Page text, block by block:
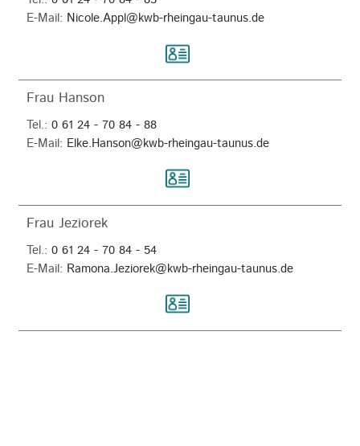
E-Mail: Nicole.Appl@kwb-rheingau-taunus.de
Frau Hanson
Tel.: 0 61 24 - 70 84 - 88
E-Mail: Elke.Hanson@kwb-rheingau-taunus.de
Frau Jeziorek
Tel.: 0 61 24 - 70 84 - 54
E-Mail: Ramona.Jeziorek@kwb-rheingau-taunus.de